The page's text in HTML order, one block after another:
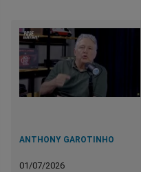
ANTHONY GAROTINHO
01/07/2026